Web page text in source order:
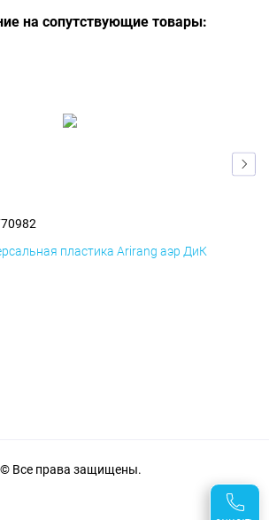
на сопутствующие товары:
пластика Arirang аэр ДиК
© Все права защищены.